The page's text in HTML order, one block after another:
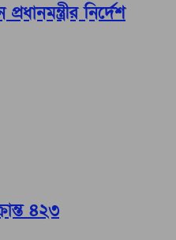
নির্দেশ
৪২৩